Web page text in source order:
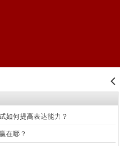
󰊒
如何提高表达能力？
在哪？